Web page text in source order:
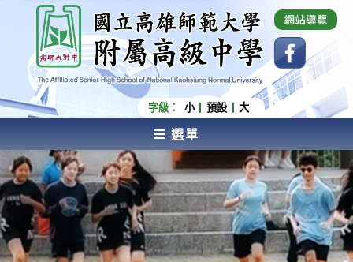
內
容
國立高雄師範大學附屬高級中學 Affiliated Senior
High School of National Kaohsiung Normal
University
字級： 小 預設 大
選單
AFFILIATED SENIOR HIGH SCHOOL OF NATIONAL
KAOHSIUNG NORMAL UNIVERSITY